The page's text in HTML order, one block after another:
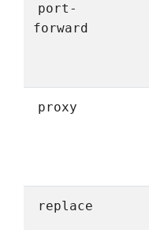
port-
forward
proxy
replace